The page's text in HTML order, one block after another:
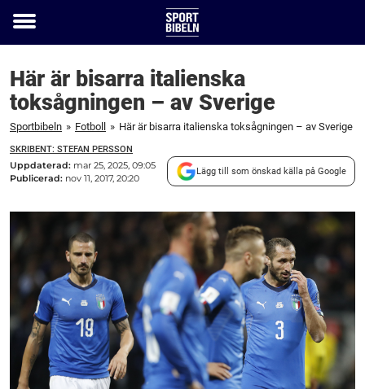
Toggle
Här är bisarra italienska
toksågningen – av Sverige
Sportbibeln » Fotboll » Här är bisarra italienska toksågningen – av Sverige
SKRIBENT: STEFAN PERSSON
Uppdaterad: mar 25, 2025, 09:05
Publicerad: nov 11, 2017, 20:20
Lägg till som önskad källa på Google